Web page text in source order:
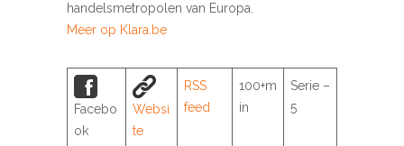
handelsmetropolen van Europa.
Meer op Klara.be
Facebo
ok
Websi
te
RSS
feed
100+m
in
Serie –
5